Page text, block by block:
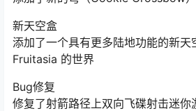
新天空盒
添加了一个具有更多陆地功能的新天
Fruitasia 的世界
Bug修复
修复了射箭路径上双向飞碟射击迷你